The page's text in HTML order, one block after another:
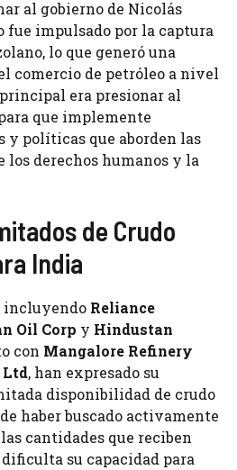
al gobierno de Nicolás
fue impulsado por la captura
lo que generó una
comercio de petróleo a nivel
era presionar al
que implemente
y políticas que aborden las
los derechos humanos y la
de Crudo
India
incluyendo Reliance
Oil Corp y Hindustan
con Mangalore Refinery
Ltd, han expresado su
disponibilidad de crudo
haber buscado activamente
cantidades que reciben
dificulta su capacidad para